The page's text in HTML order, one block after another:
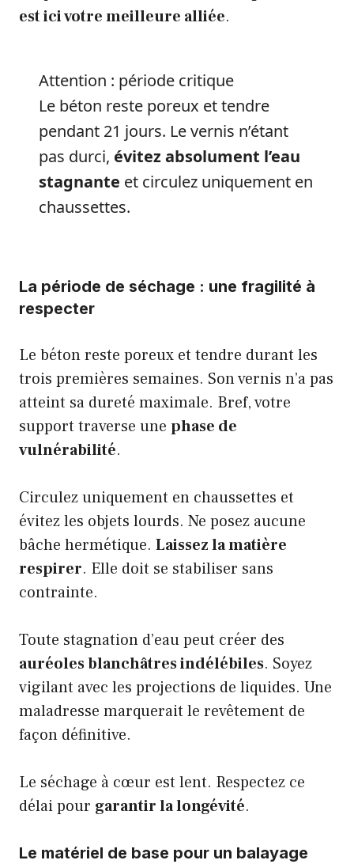
est ici votre meilleure alliée.
Attention : période critique
Le béton reste poreux et tendre
pendant 21 jours. Le vernis n’étant
pas durci, évitez absolument l’eau
stagnante et circulez uniquement en
chaussettes.
La période de séchage : une fragilité à
respecter
Le béton reste poreux et tendre durant les
trois premières semaines. Son vernis n’a pas
atteint sa dureté maximale. Bref, votre
support traverse une phase de
vulnérabilité.
Circulez uniquement en chaussettes et
évitez les objets lourds. Ne posez aucune
bâche hermétique. Laissez la matière
respirer. Elle doit se stabiliser sans
contrainte.
Toute stagnation d’eau peut créer des
auréoles blanchâtres indélébiles. Soyez
vigilant avec les projections de liquides. Une
maladresse marquerait le revêtement de
façon définitive.
Le séchage à cœur est lent. Respectez ce
délai pour garantir la longévité.
Le matériel de base pour un balayage